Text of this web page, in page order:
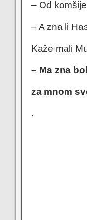
– Od
– A zna li
Kaže mali
– Ma zna
za mnom
.